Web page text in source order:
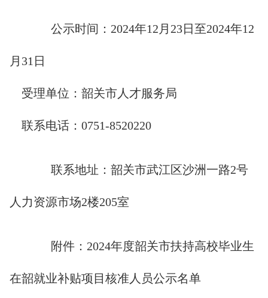
公示时间：2024年12月23日至2024年12
月31日
受理单位：韶关市人才服务局
联系电话：0751-8520220
联系地址：韶关市武江区沙洲一路2号
人力资源市场2楼205室
附件：2024年度韶关市扶持高校毕业生
在韶就业补贴项目核准人员公示名单